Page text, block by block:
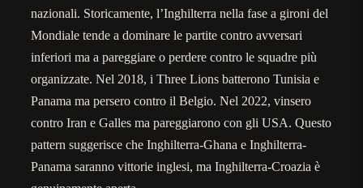
nazionali. Storicamente, l’Inghilterra nella fase a gironi del
Mondiale tende a dominare le partite contro avversari
inferiori ma a pareggiare o perdere contro le squadre più
organizzate. Nel 2018, i Three Lions batterono Tunisia e
Panama ma persero contro il Belgio. Nel 2022, vinsero
contro Iran e Galles ma pareggiarono con gli USA. Questo
pattern suggerisce che Inghilterra-Ghana e Inghilterra-
Panama saranno vittorie inglesi, ma Inghilterra-Croazia è